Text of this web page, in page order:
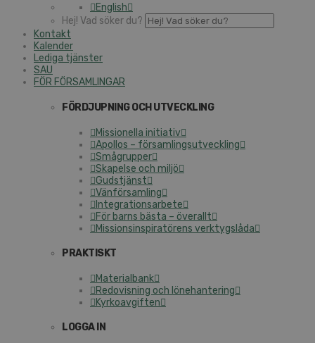
English
Hej! Vad söker du?
Kontakt
Kalender
Lediga tjänster
SAU
FÖR FÖRSAMLINGAR
FÖRDJUPNING OCH UTVECKLING
Missionella initiativ
Apollos – församlingsutveckling
Smågrupper
Skapelse och miljö
Gudstjänst
Vänförsamling
Integrationsarbete
För barns bästa – överallt
Missionsinspiratörens verktygslåda
PRAKTISKT
Materialbank
Redovisning och lönehantering
Kyrkoavgiften
LOGGA IN